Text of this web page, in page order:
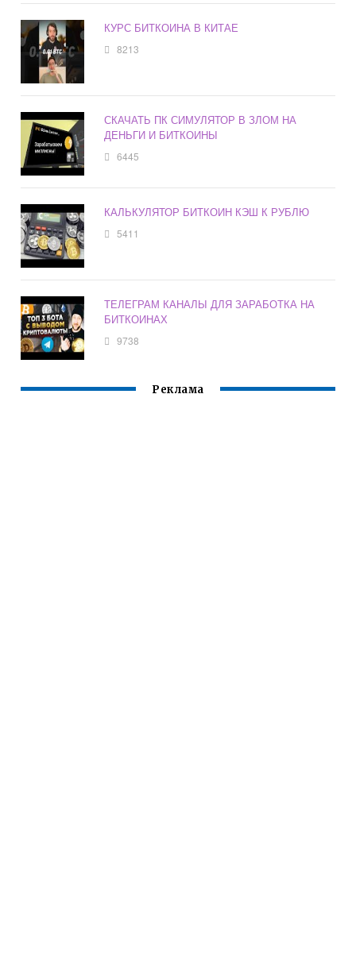
КУРС БИТКОИНА В КИТАЕ
8213
СКАЧАТЬ ПК СИМУЛЯТОР В ЗЛОМ НА
ДЕНЬГИ И БИТКОИНЫ
6445
КАЛЬКУЛЯТОР БИТКОИН КЭШ К РУБЛЮ
5411
ТЕЛЕГРАМ КАНАЛЫ ДЛЯ ЗАРАБОТКА НА
БИТКОИНАХ
9738
Реклама